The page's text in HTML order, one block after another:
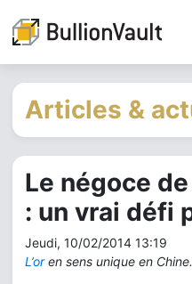
Articles &
Le négoce de
: un vrai défi
Jeudi, 10/02/2014 13:19
L’oren sens unique en Chine.